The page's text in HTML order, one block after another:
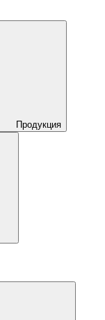
Продукция